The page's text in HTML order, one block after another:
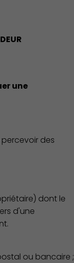
une
des
dont le
d'une
ou bancaire ;